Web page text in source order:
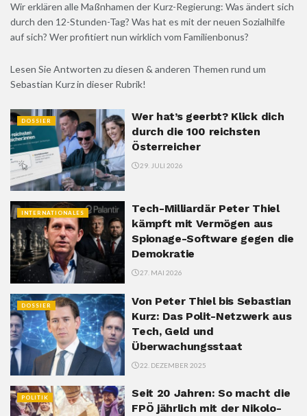
Wir erklären alle Maßnhamen der Kurz-Regierung: Was ändert sich
durch den 12-Stunden-Tag? Was hat es mit der neuen Sozialhilfe
auf sich? Wer profitiert nun wirklich vom Familienbonus?
Lesen Sie Antworten zu diesen & anderen Themen rund um
Sebastian Kurz in dieser Rubrik!
DOSSIER
Wer hat’s geerbt? Klick dich
durch die 100 reichsten
Österreicher
29. JULI 2026
INTERNATIONALES
Tech-Milliardär Peter Thiel
kämpft mit Vermögen aus
Spionage-Software gegen die
Demokratie
27. MAI 2026
DOSSIER
Von Peter Thiel bis Sebastian
Kurz: Das Polit-Netzwerk aus
Tech, Geld und
Überwachungsstaat
22. DEZEMBER 2025
POLITIK
Seit 20 Jahren: So macht die
FPÖ jährlich mit der Nikolo-